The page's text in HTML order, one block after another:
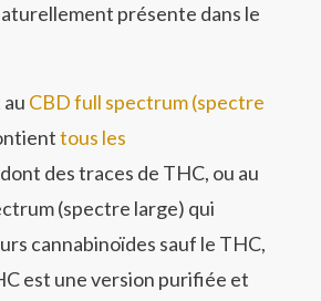
présente dans le
CBD full spectrum (spectre
tous les
dont des traces de THC, ou au
(spectre large) qui
cannabinoïdes sauf le THC,
est une version purifiée et